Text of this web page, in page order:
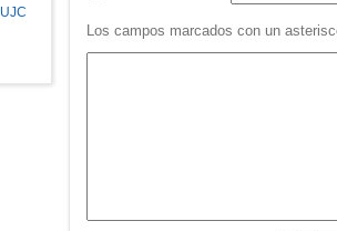
Los campos marcados con un
UJC